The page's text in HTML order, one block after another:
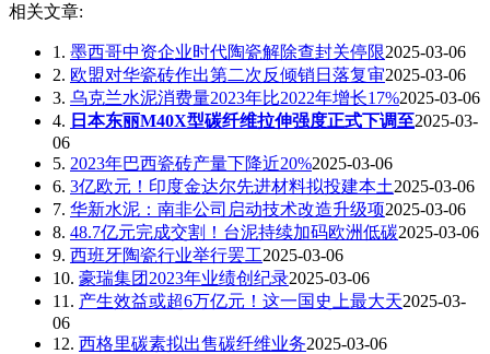
相关文章:
1. 墨西哥中资企业时代陶瓷解除查封关停限2025-03-06
2. 欧盟对华瓷砖作出第二次反倾销日落复审2025-03-06
3. 乌克兰水泥消费量2023年比2022年增长17%2025-03-06
4. 日本东丽M40X型碳纤维拉伸强度正式下调至2025-03-
06
5. 2023年巴西瓷砖产量下降近20%2025-03-06
6. 3亿欧元！印度金达尔先进材料拟投建本土2025-03-06
7. 华新水泥：南非公司启动技术改造升级项2025-03-06
8. 48.7亿元完成交割！台泥持续加码欧洲低碳2025-03-06
9. 西班牙陶瓷行业举行罢工2025-03-06
10. 豪瑞集团2023年业绩创纪录2025-03-06
11. 产生效益或超6万亿元！这一国史上最大天2025-03-
06
12. 西格里碳素拟出售碳纤维业务2025-03-06